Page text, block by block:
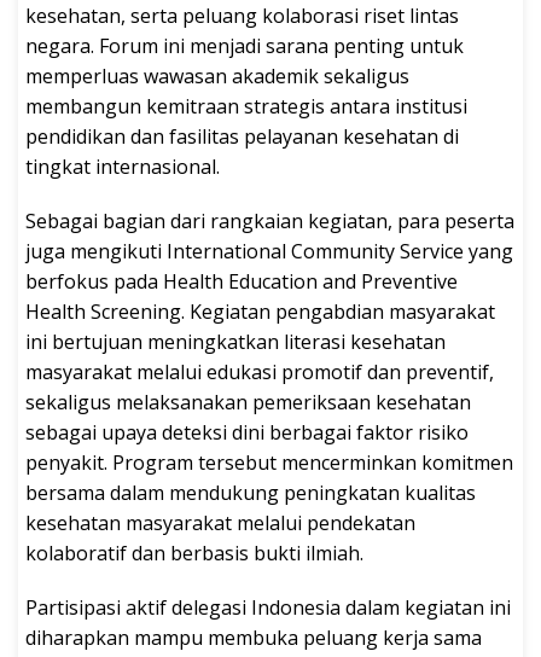
kesehatan, serta peluang kolaborasi riset lintas
negara. Forum ini menjadi sarana penting untuk
memperluas wawasan akademik sekaligus
membangun kemitraan strategis antara institusi
pendidikan dan fasilitas pelayanan kesehatan di
tingkat internasional.
Sebagai bagian dari rangkaian kegiatan, para peserta
juga mengikuti International Community Service yang
berfokus pada Health Education and Preventive
Health Screening. Kegiatan pengabdian masyarakat
ini bertujuan meningkatkan literasi kesehatan
masyarakat melalui edukasi promotif dan preventif,
sekaligus melaksanakan pemeriksaan kesehatan
sebagai upaya deteksi dini berbagai faktor risiko
penyakit. Program tersebut mencerminkan komitmen
bersama dalam mendukung peningkatan kualitas
kesehatan masyarakat melalui pendekatan
kolaboratif dan berbasis bukti ilmiah.
Partisipasi aktif delegasi Indonesia dalam kegiatan ini
diharapkan mampu membuka peluang kerja sama